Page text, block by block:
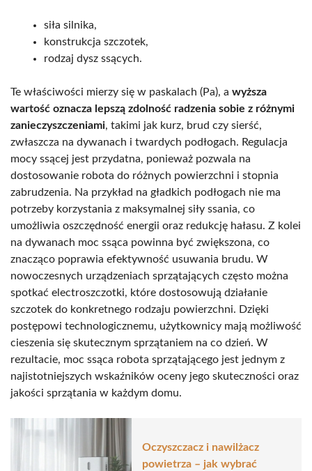
siła silnika,
konstrukcja szczotek,
rodzaj dysz ssących.
Te właściwości mierzy się w paskalach (Pa), a wyższa
wartość oznacza lepszą zdolność radzenia sobie z różnymi
zanieczyszczeniami, takimi jak kurz, brud czy sierść,
zwłaszcza na dywanach i twardych podłogach. Regulacja
mocy ssącej jest przydatna, ponieważ pozwala na
dostosowanie robota do różnych powierzchni i stopnia
zabrudzenia. Na przykład na gładkich podłogach nie ma
potrzeby korzystania z maksymalnej siły ssania, co
umożliwia oszczędność energii oraz redukcję hałasu. Z kolei
na dywanach moc ssąca powinna być zwiększona, co
znacząco poprawia efektywność usuwania brudu. W
nowoczesnych urządzeniach sprzątających często można
spotkać electroszczotki, które dostosowują działanie
szczotek do konkretnego rodzaju powierzchni. Dzięki
postępowi technologicznemu, użytkownicy mają możliwość
cieszenia się skutecznym sprzątaniem na co dzień. W
rezultacie, moc ssąca robota sprzątającego jest jednym z
najistotniejszych wskaźników oceny jego skuteczności oraz
jakości sprzątania w każdym domu.
Oczyszczacz i nawilżacz
powietrza – jak wybrać